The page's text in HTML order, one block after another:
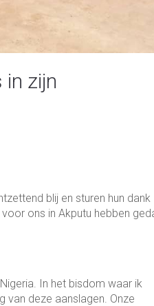
in zijn
blij en sturen hun dank
ons in Akputu hebben
In het bisdom waar ik
van deze aanslagen. Onze